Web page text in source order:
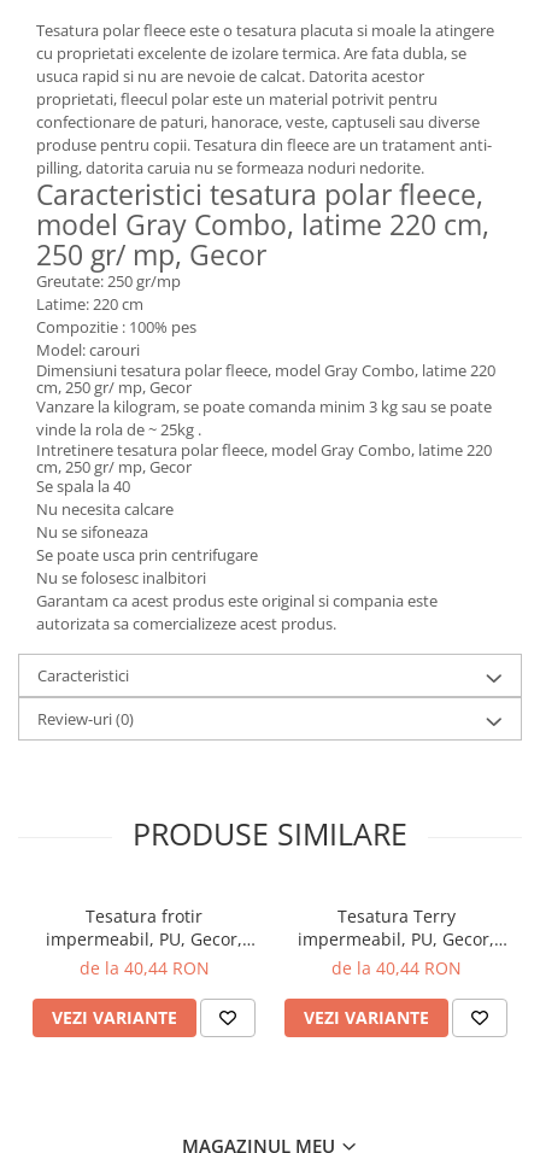
Tesatura polar fleece este o tesatura placuta si moale la atingere
cu proprietati excelente de izolare termica. Are fata dubla, se
usuca rapid si nu are nevoie de calcat. Datorita acestor
proprietati, fleecul polar este un material potrivit pentru
confectionare de paturi, hanorace, veste, captuseli sau diverse
produse pentru copii. Tesatura din fleece are un tratament anti-
pilling, datorita caruia nu se formeaza noduri nedorite.
Caracteristici tesatura polar fleece,
model Gray Combo, latime 220 cm,
250 gr/ mp, Gecor
Greutate: 250 gr/mp
Latime: 220 cm
Compozitie : 100% pes
Model: carouri
Dimensiuni tesatura polar fleece, model Gray Combo, latime 220
cm, 250 gr/ mp, Gecor
Vanzare la kilogram, se poate comanda minim 3 kg sau se poate
vinde la rola de ~ 25kg .
Intretinere tesatura polar fleece, model Gray Combo, latime 220
cm, 250 gr/ mp, Gecor
Se spala la 40
Nu necesita calcare
Nu se sifoneaza
Se poate usca prin centrifugare
Nu se folosesc inalbitori
Garantam ca acest produs este original si compania este
autorizata sa comercializeze acest produs.
Caracteristici
Review-uri(0)
PRODUSE SIMILARE
Tesatura frotir
impermeabil, PU, Gecor,
latime 203 cm, 160 gr/mp,
de la 40,44 RON
VEZI VARIANTE
Tesatura Terry
impermeabil, PU, Gecor,
latime 203 cm, 160 gr/mp,
de la 40,44 RON
VEZI VARIANTE
MAGAZINUL MEU